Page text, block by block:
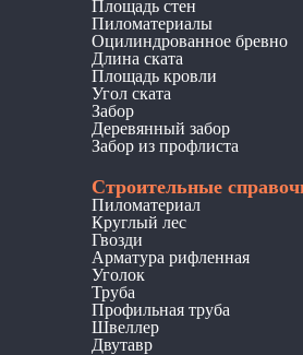
Площадь стен
Пиломатериалы
Оцилиндрованное бревно
Длина ската
Площадь кровли
Угол ската
Забор
Деревянный забор
Забор из профлиста
Строительные
Пиломатериал
Круглый лес
Гвозди
Арматура рифленная
Уголок
Труба
Профильная труба
Швеллер
Двутавр